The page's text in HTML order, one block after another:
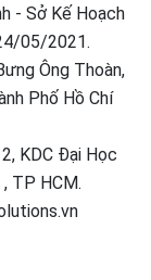
- Sở Kế Hoạch
05/2021.
Ông Thoàn,
Phố Hồ Chí
KDC Đại Học
TP HCM.